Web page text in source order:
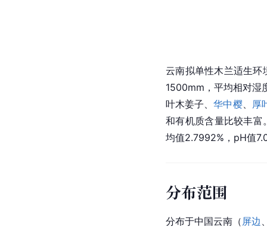
云南拟单性木兰适生
1500mm，平均相对湿
叶木姜子 、华中樱、
厚
和有机质含量比较丰
均值2.7992%，pH值
分布范围
分布于中国云南（ 屏边